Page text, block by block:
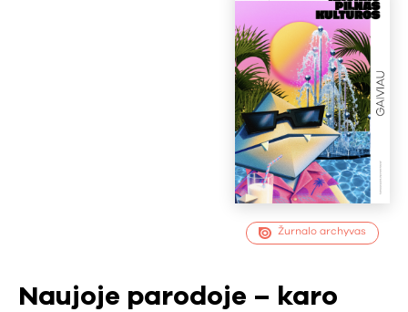
Žurnalo archyvas
Naujoje parodoje – karo